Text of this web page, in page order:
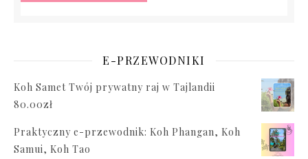
E-PRZEWODNIKI
Koh Samet Twój prywatny raj w Tajlandii
80.00zł
Praktyczny e-przewodnik: Koh Phangan, Koh
Samui, Koh Tao